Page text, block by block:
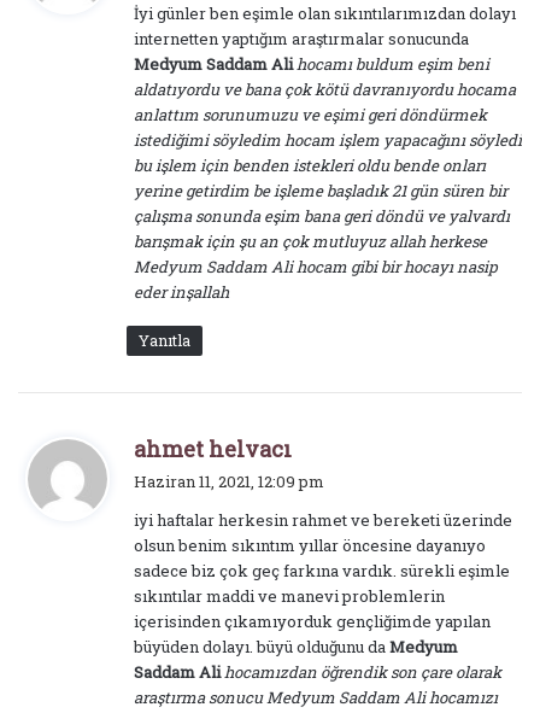
i
k
i
:
İyi günler ben eşimle olan sıkıntılarımızdan dolayı
internetten yaptığım araştırmalar sonucunda
Medyum Saddam Alihocamı buldum eşim beni
aldatıyordu ve bana çok kötü davranıyordu hocama
anlattım sorunumuzu ve eşimi geri döndürmek
istediğimi söyledim hocam işlem yapacağını söyledi
bu işlem için benden istekleri oldu bende onları
yerine getirdim be işleme başladık 21 gün süren bir
çalışma sonunda eşim bana geri döndü ve yalvardı
barışmak için şu an çok mutluyuz allah herkese
Medyum Saddam Ali hocam gibi bir hocayı nasip
eder inşallah
Yanıtla
ahmet helvacı
d
i
k
i
:
Haziran 11, 2021, 12:09 pm
iyi haftalar herkesin rahmet ve bereketi üzerinde
olsun benim sıkıntım yıllar öncesine dayanıyo
sadece biz çok geç farkına vardık. sürekli eşimle
sıkıntılar maddi ve manevi problemlerin
içerisinden çıkamıyorduk gençliğimde yapılan
büyüden dolayı. büyü olduğunu daMedyum
Saddam Alihocamızdan öğrendik son çare olarak
araştırma sonucu Medyum Saddam Ali hocamızı